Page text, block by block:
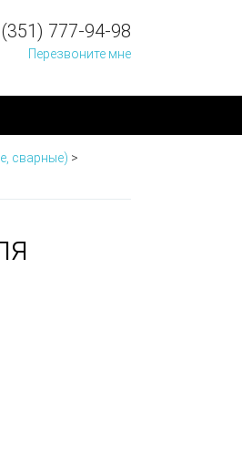
777-94-98
Перезвоните мне
сварные) >